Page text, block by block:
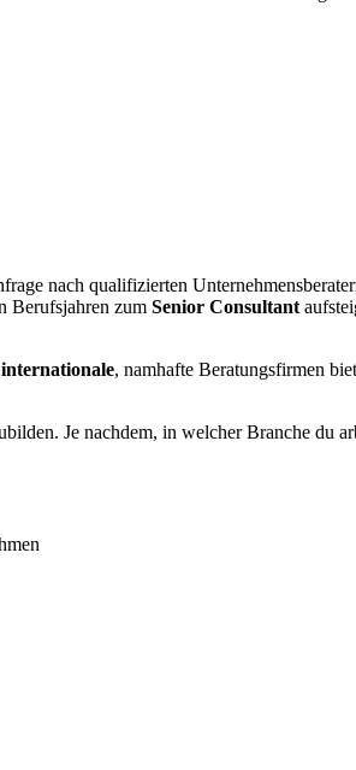
nach qualifizierten
Berufsjahren zum Senior Consultant
internationale, namhafte Beratungsfirmen
Je nachdem, in welcher Branche du